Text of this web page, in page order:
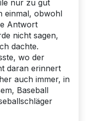
nur zu gut
einmal, obwohl
Antwort
nicht sagen,
dachte.
wo der
daran erinnert
auch immer, in
Baseball